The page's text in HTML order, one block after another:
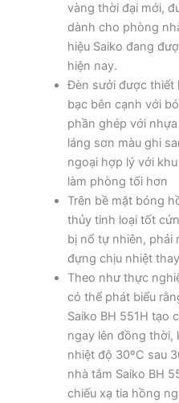
vàng thời đại mới,
dành cho phòng
hiệu Saiko đang
hiện nay.
Đèn sưởi được thiết
bạc bên cạnh với
phần ghép với
láng sơn màu ghi
ngoại hợp lý với
làm phòng tối hơn
Trên bề mặt bóng
thủy tinh loại tốt
bị nổ tự nhiên, phải
đựng chịu nhiệt
Theo như thực
có thể phát biểu
Saiko BH 551H tạo
ngay lên đồng thời,
nhiệt độ 30ºC sau
nhà tắm Saiko BH
chiếu xạ tia hồng